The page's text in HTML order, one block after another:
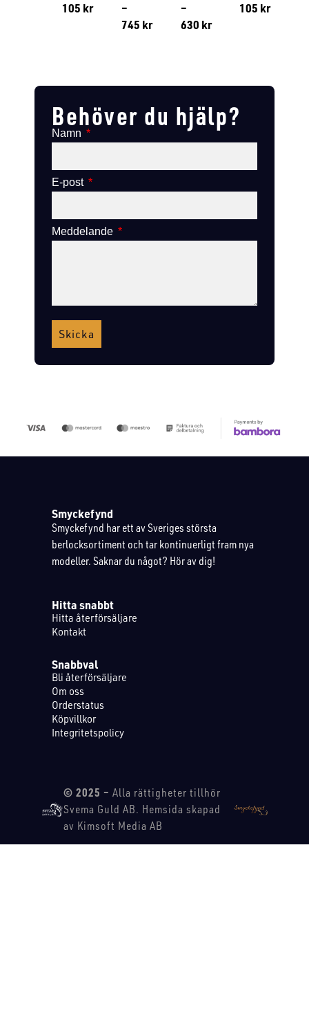
105 kr
–
745 kr
–
630 kr
105 kr
Behöver du hjälp?
Namn
E-post
Meddelande
Skicka
Smyckefynd
Smyckefynd har ett av Sveriges största
berlocksortiment och tar kontinuerligt fram nya
modeller. Saknar du något? Hör av dig!
Hitta snabbt
Hitta återförsäljare
Kontakt
Snabbval
Bli återförsäljare
Om oss
Orderstatus
Köpvillkor
Integritetspolicy
© 2025 – Alla rättigheter tillhör
Svema Guld AB. Hemsida skapad
av Kimsoft Media AB